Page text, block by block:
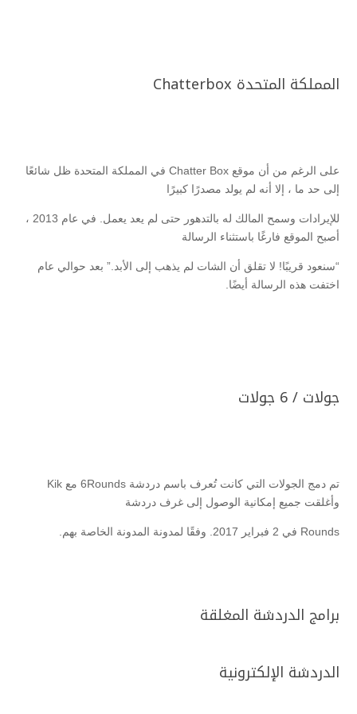
المملكة المتحدة Chatterbox
على الرغم من أن موقع Chatter Box في المملكة المتحدة ظل شائعًا
إلى حد ما ، إلا أنه لم يولد مصدرًا كبيرًا
للإيرادات وسمح المالك له بالتدهور حتى لم يعد يعمل. في عام 2013 ،
أصبح الموقع فارغًا باستثناء الرسالة
“سنعود قريبًا! لا تقلق أن الشات لم يذهب إلى الأبد.” بعد حوالي عام
اختفت هذه الرسالة أيضًا.
جولات / 6 جولات
تم دمج الجولات التي كانت تُعرف باسم دردشة 6Rounds مع Kik
وأغلقت جميع إمكانية الوصول إلى غرف دردشة
Rounds في 2 فبراير 2017. وفقًا لمدونة المدونة الخاصة بهم.
برامج الدردشة المغلقة
الدردشة الإلكترونية